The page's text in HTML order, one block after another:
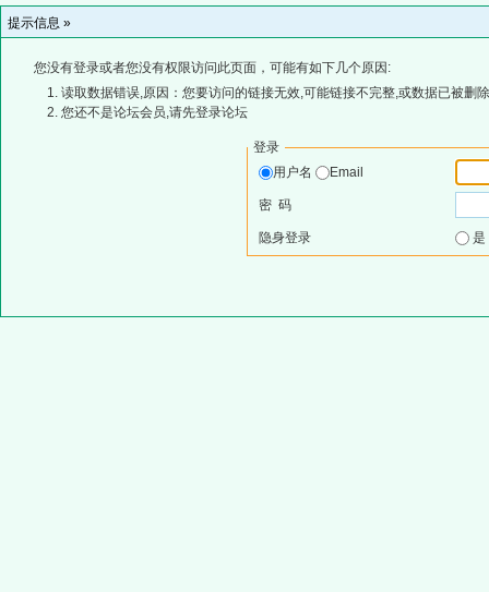
提示信息 »
您没有登录或者您没有权限访问此页面，可能有如下几个原因:
读取数据错误,原因：您要访问的链接无效,可能链接不完整,或数据已被删
您还不是论坛会员,请先登录论坛
登录
用户名
Email
密 码
隐身登录